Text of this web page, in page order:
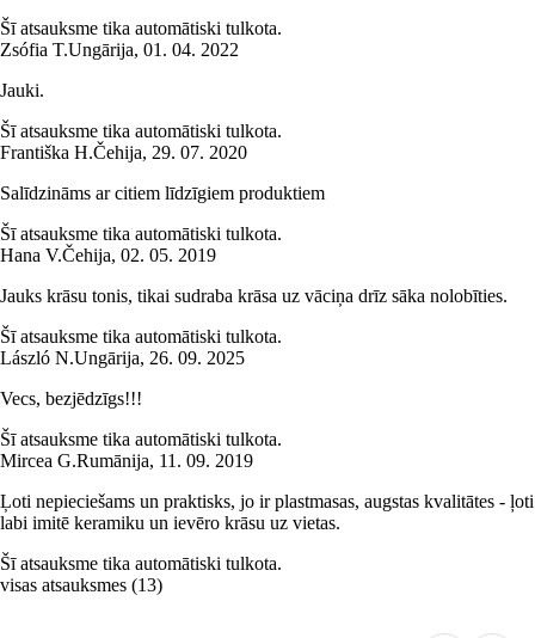
Šī atsauksme tika automātiski tulkota.
Zsófia T.Ungārija, 01. 04. 2022
Jauki.
Šī atsauksme tika automātiski tulkota.
Františka H.Čehija, 29. 07. 2020
Salīdzināms ar citiem līdzīgiem produktiem
Šī atsauksme tika automātiski tulkota.
Hana V.Čehija, 02. 05. 2019
Jauks krāsu tonis, tikai sudraba krāsa uz vāciņa drīz sāka nolobīties.
Šī atsauksme tika automātiski tulkota.
László N.Ungārija, 26. 09. 2025
Vecs, bezjēdzīgs!!!
Šī atsauksme tika automātiski tulkota.
Mircea G.Rumānija, 11. 09. 2019
Ļoti nepieciešams un praktisks, jo ir plastmasas, augstas kvalitātes - ļoti
labi imitē keramiku un ievēro krāsu uz vietas.
Šī atsauksme tika automātiski tulkota.
visas atsauksmes (13)